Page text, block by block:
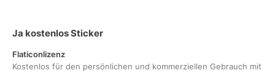
Ja kostenlos Sticker
Flaticonlizenz
Kostenlos für den persönlichen und kommerziellen Gebrauch mit